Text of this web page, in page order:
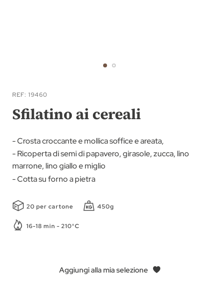
all'inizio
della
galleria
immagini
REF 19460
Sfilatino ai cereali
- Crosta croccante e mollica soffice e areata,
- Ricoperta di semi di papavero, girasole, zucca, lino
marrone, lino giallo e miglio
- Cotta su forno a pietra
20 per cartone 450g
16-18 min - 210°C
Aggiungi alla mia selezione